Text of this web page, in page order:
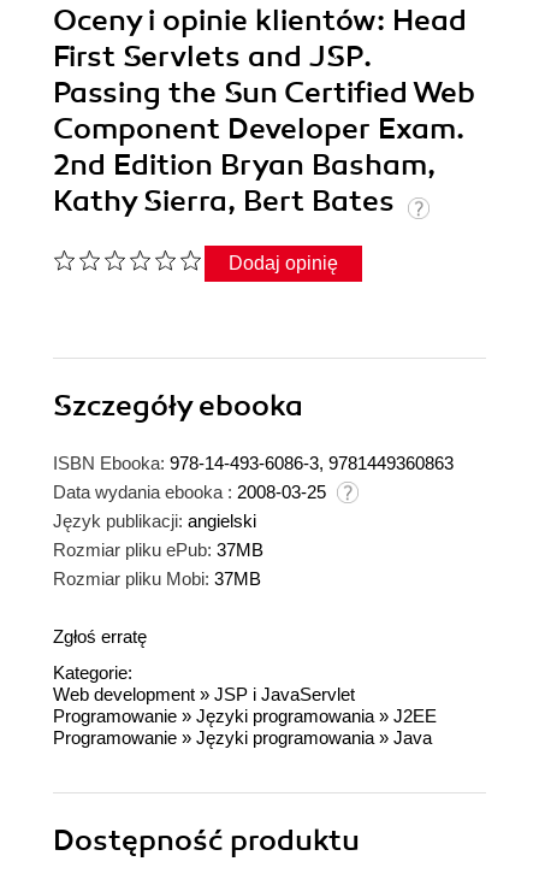
Oceny i opinie klientów: Head
First Servlets and JSP.
Passing the Sun Certified Web
Component Developer Exam.
2nd Edition Bryan Basham,
Kathy Sierra, Bert Bates
Dodaj opinię
Szczegółyebooka
ISBN Ebooka: 978-14-493-6086-3, 9781449360863
Data wydania ebooka : 2008-03-25
Język publikacji: angielski
Rozmiar pliku ePub: 37MB
Rozmiar pliku Mobi: 37MB
Zgłoś erratę
Kategorie:
Web development » JSP i JavaServlet
Programowanie » Języki programowania » J2EE
Programowanie » Języki programowania » Java
Dostępność produktu